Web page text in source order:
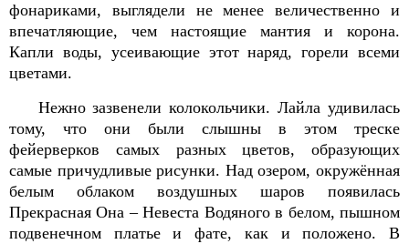
фонариками, выглядели не менее величественно и
впечатляющие, чем настоящие мантия и корона.
Капли воды, усеивающие этот наряд, горели всеми
цветами.
Нежно зазвенели колокольчики. Лайла удивилась
тому, что они были слышны в этом треске
фейерверков самых разных цветов, образующих
самые причудливые рисунки. Над озером, окружённая
белым облаком воздушных шаров появилась
Прекрасная Она – Невеста Водяного в белом, пышном
подвенечном платье и фате, как и положено. В